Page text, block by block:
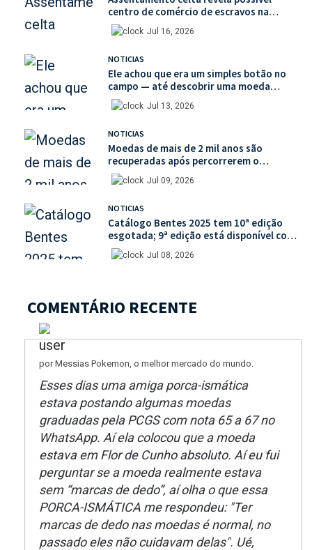
centro de comércio de escravos na
França
Jul 16, 2026
NOTICIAS
Ele achou que era um simples botão no
campo — até descobrir uma moeda
medieval de valor histórico incalculável
Jul 13, 2026
NOTICIAS
Moedas de mais de 2 mil anos são
recuperadas após percorrerem o
mercado ilegal de antiguidades
Jul 09, 2026
NOTICIAS
Catálogo Bentes 2025 tem 10ª edição
esgotada; 9ª edição está disponível com
mais de 30% de desconto na unidade
Jul 08, 2026
COMENTÁRIO RECENTE
por Messias Pokemon, o melhor mercado do mundo.
Esses dias uma amiga porca-ismática
estava postando algumas moedas
graduadas pela PCGS com nota 65 a 67 no
WhatsApp. Aí ela colocou que a moeda
estava em Flor de Cunho absoluto. Aí eu fui
perguntar se a moeda realmente estava
sem “marcas de dedo”, aí olha o que essa
PORCA-ISMÁTICA me respondeu: "Ter
marcas de dedo nas moedas é normal, no
passado eles não cuidavam delas". Ué,